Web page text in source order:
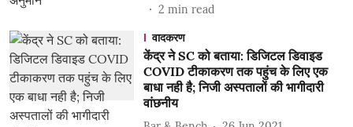
2 min read
वादकरण
केंद्र ने SC को बताया: डिजिटल डिवाइड
COVID टीकाकरण तक पहुंच के लिए एक
बाधा नही है; निजी अस्पतालों की भागीदारी
वांछनीय